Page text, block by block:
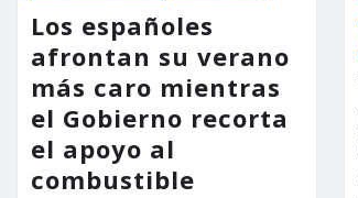
Los españoles
afrontan su verano
más caro mientras
el Gobierno recorta
el apoyo al
combustible